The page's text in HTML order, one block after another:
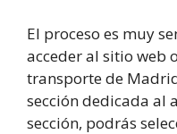
El proceso es muy
acceder al sitio web
transporte de
sección dedicada al
sección, podrás